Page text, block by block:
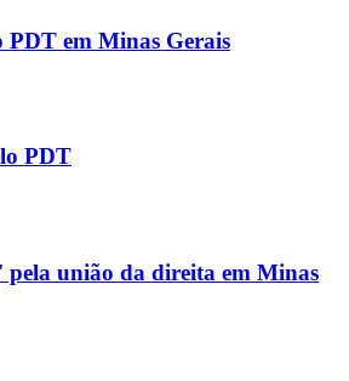
PDT em Minas Gerais
PDT
pela união da direita em Minas